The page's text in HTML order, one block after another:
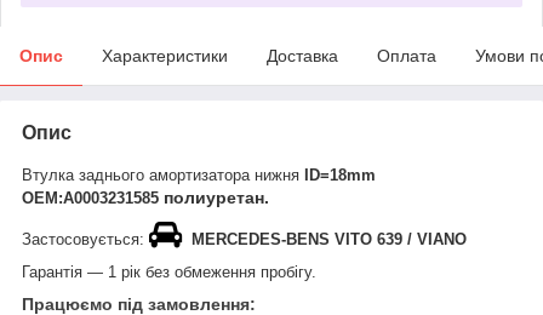
Опис Характеристики Доставка Оплата Умови
Опис
Втулка заднього амортизатора нижня ID=18mm
ОЕМ:А0003231585 полиуретан.
Застосовується:
MERCEDES-BENS VITO 639 / VIANO
Гарантія — 1 рік без обмеження пробігу.
Працюємо під замовлення: